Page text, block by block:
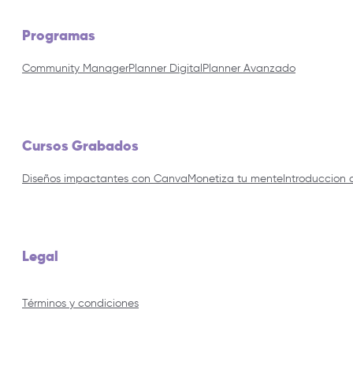
Programas
Community ManagerPlanner Digital Planner Avanzado
Cursos Grabados
Diseños impactantes con Canva Monetiza tu mente Introduccion
Legal
Términos y condiciones